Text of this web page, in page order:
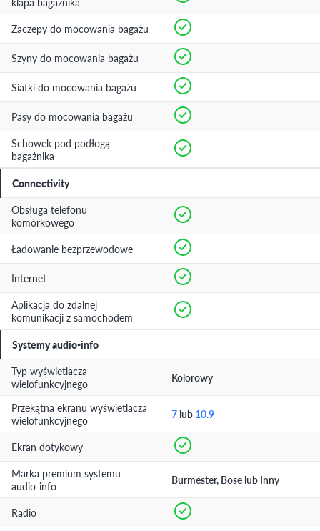
Zaczepy do mocowania bagażu
Szyny do mocowania bagażu
Siatki do mocowania bagażu
Pasy do mocowania bagażu
Schowek pod podłogą
bagażnika
Connectivity
Obsługa telefonu
komórkowego
Ładowanie bezprzewodowe
Internet
Aplikacja do zdalnej
komunikacji z samochodem
Systemy audio-info
Typ wyświetlacza
wielofunkcyjnego
Kolorowy
Przekątna ekranu wyświetlacza
wielofunkcyjnego
7 lub 10.9
Ekran dotykowy
Marka premium systemu
audio-info
Burmester, Bose lub Inny
Radio